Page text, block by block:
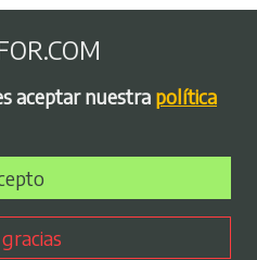
privacidad
empleo
aceptar nuestra política